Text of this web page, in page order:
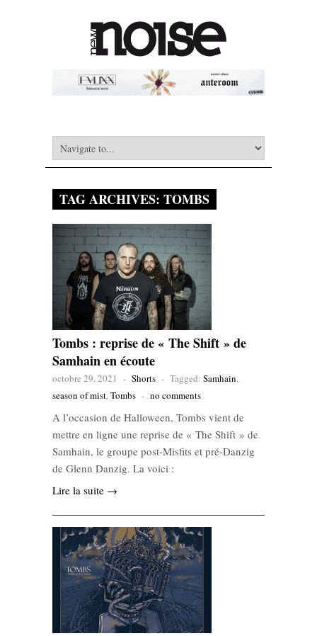
TAG ARCHIVES: TOMBS
Tombs : reprise de « The Shift » de
Samhain en écoute
octobre 29, 2021 - Shorts - Tagged: Samhain,
season of mist,Tombs - no comments
A l’occasion de Halloween, Tombs vient de
mettre en ligne une reprise de « The Shift » de
Samhain, le groupe post-Misfits et pré-Danzig
de Glenn Danzig. La voici :
Lire la suite →